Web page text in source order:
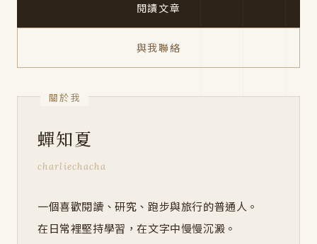
閱讀文章
與我聯絡
蟬知夏
charliechacha
一個喜歡閱讀、研究、跑步與旅行的普通人。
在日常裡堅持學習，在文字中慢慢沉澱。